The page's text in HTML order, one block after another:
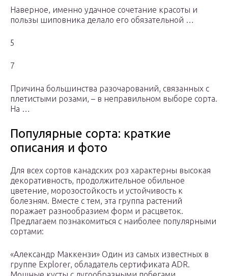
Наверное, именно удачное сочетание красоты и
пользы шиповника делало его обязательной …
5
7
Причина большинства разочарований, связанных с
плетистыми розами, – в неправильном выборе сорта.
На …
Популярные сорта: краткие
описания и фото
Для всех сортов канадских роз характерны высокая
декоративность, продолжительное обильное
цветение, морозостойкость и устойчивость к
болезням. Вместе с тем, эта группа растений
поражает разнообразием форм и расцветок.
Предлагаем познакомиться с наиболее популярными
сортами:
«Александр Маккензи» Один из самых известных в
группе Explorer, обладатель сертификата ADR.